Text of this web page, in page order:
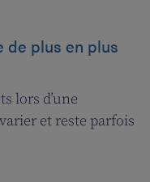
de plus en plus
lors d’une
et reste parfois